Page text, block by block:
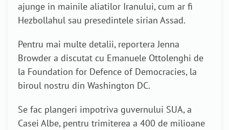
ajunge in mainile aliatilor Iranului, cum ar fi
Hezbollahul sau presedintele sirian Assad.
Pentru mai multe detalii, reportera Jenna
Browder a discutat cu Emanuele Ottolenghi de
la Foundation for Defence of Democracies, la
biroul nostru din Washington DC.
Se fac plangeri impotriva guvernului SUA, a
Casei Albe, pentru trimiterea a 400 de milioane